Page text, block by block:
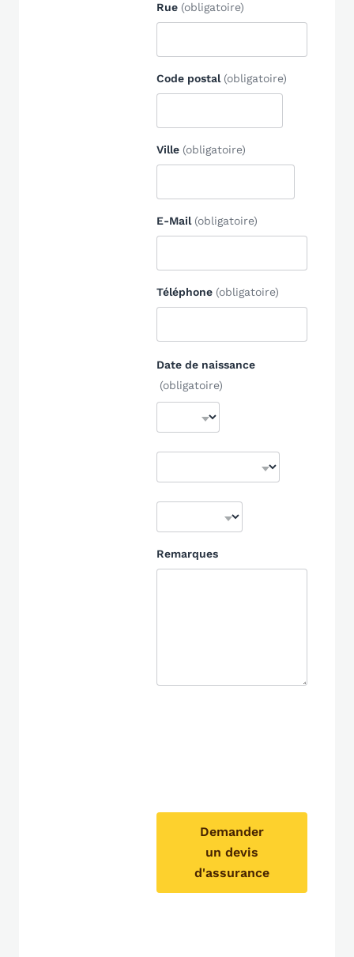
Rue (obligatoire)
Code postal (obligatoire)
Ville (obligatoire)
E-Mail (obligatoire)
Téléphone (obligatoire)
Date de naissance
(obligatoire)
Remarques
Demander
un devis
d'assurance